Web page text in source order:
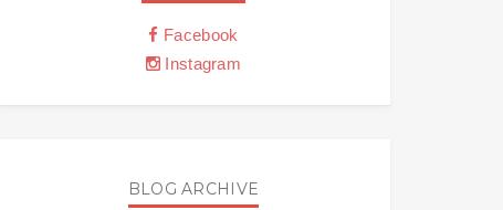
Facebook
Instagram
BLOG ARCHIVE